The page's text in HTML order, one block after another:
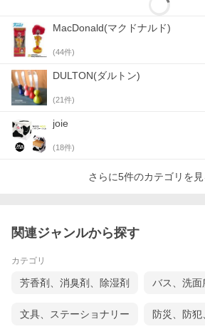
MacDonald(マクドナルド)
(44件)
DULTON(ダルトン)
(21件)
joie
(18件)
さらに5件のカテゴリを見
関連ジャンルから探す
カテゴリ
芳香剤、消臭剤、除湿剤 バス、洗面
文具、ステーショナリー 防災、防